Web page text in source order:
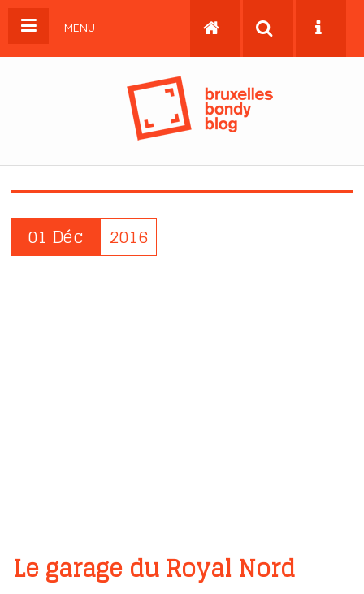
MENU
01 Déc 2016
Le garage du Royal Nord